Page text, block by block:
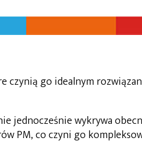
go idealnym
jednocześnie wykrywa
PM, co czyni go